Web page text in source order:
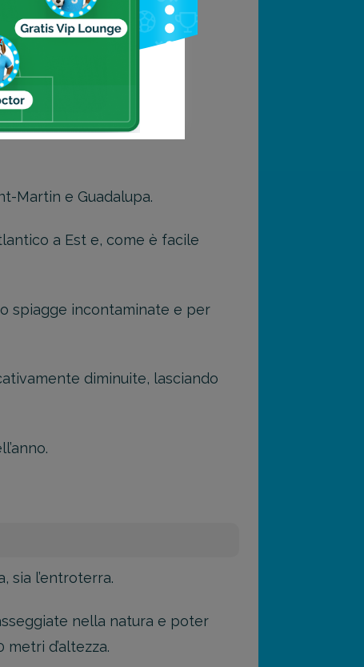
che ospitava gli
Martin e Guadalupa.
a Est e, come è facile
spiagge incontaminate e per
diminuite, lasciando
sia l’entroterra.
nella natura e poter
d’altezza.